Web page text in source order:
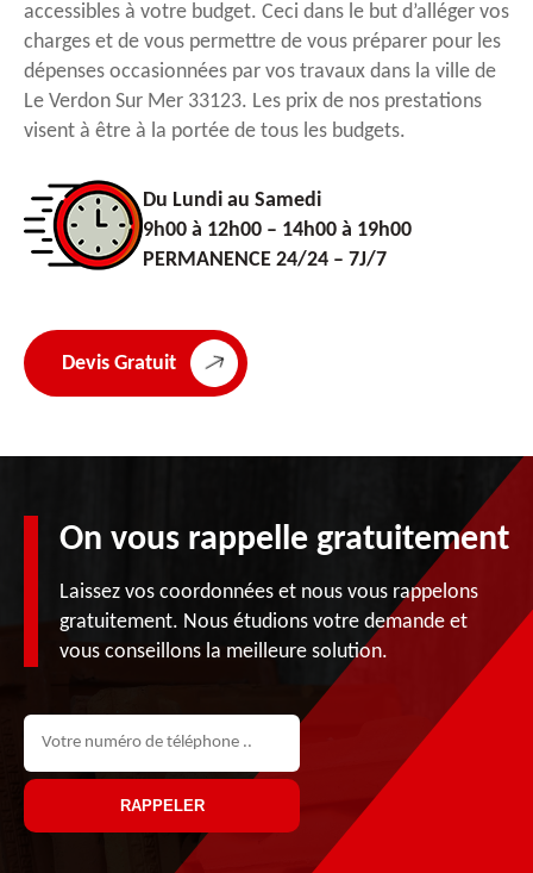
accessibles à votre budget. Ceci dans le but d’alléger vos
charges et de vous permettre de vous préparer pour les
dépenses occasionnées par vos travaux dans la ville de
Le Verdon Sur Mer 33123. Les prix de nos prestations
visent à être à la portée de tous les budgets.
Du Lundi au Samedi
9h00 à 12h00 – 14h00 à 19h00
PERMANENCE 24/24 – 7J/7
Devis Gratuit
On vous rappelle gratuitement
Laissez vos coordonnées et nous vous rappelons
gratuitement. Nous étudions votre demande et
vous conseillons la meilleure solution.